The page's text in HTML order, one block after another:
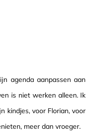
agenda aanpassen aan
is niet werken alleen. Ik
kindjes, voor Florian, voor
meer dan vroeger.